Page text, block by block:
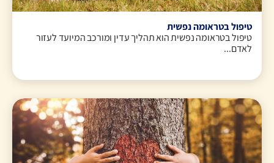
טיפול בטראומה נפשית
טיפול בטראומה נפשית הוא תהליך עדין ומורכב המיועד לעזור
לאדם...